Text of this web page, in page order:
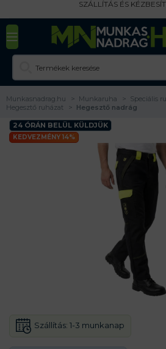
SZÁLLÍTÁS ÉS
Munkasnadrag.hu Munkaruha
Speciális
Hegesztő ruházat
Hegesztő nadrág
24 ÓRÁN BELÜL KÜLDJÜK
KEDVEZMÉNY 14%
Szállítás: 1-3 munkanap